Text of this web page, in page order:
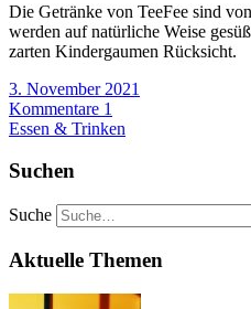
Die Getränke von TeeFee sind
werden auf natürliche Weise
zarten Kindergaumen Rücksicht.
3. November 2021
Kommentare 1
Essen & Trinken
Suchen
Suche
Aktuelle Themen